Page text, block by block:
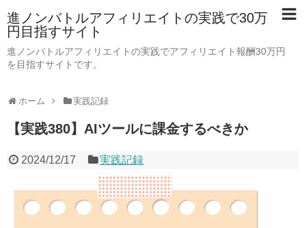
進ノンバトルアフィリエイトの実践で30万
円目指すサイト
進ノンバトルアフィリエイトの実践でアフィリエイト報酬30万円
を目指すサイトです。
ホーム 実践記録
【実践380】AIツールに課金するべきか
2024/12/17 実践記録